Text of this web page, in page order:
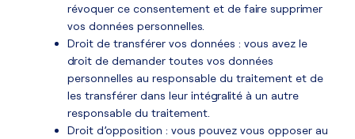
révoquer ce consentement et de faire supprimer
vos données personnelles.
Droit de transférer vos données : vous avez le
droit de demander toutes vos données
personnelles au responsable du traitement et de
les transférer dans leur intégralité à un autre
responsable du traitement.
Droit d’opposition : vous pouvez vous opposer au